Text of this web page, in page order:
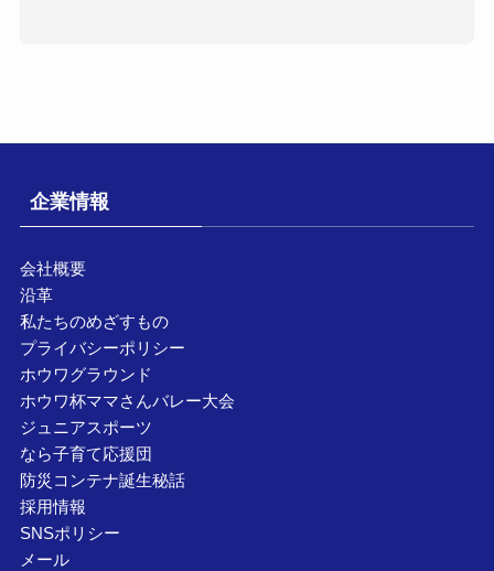
企業情報
会社概要
沿革
私たちのめざすもの
プライバシーポリシー
ホウワグラウンド
ホウワ杯ママさんバレー大会
ジュニアスポーツ
なら子育て応援団
防災コンテナ誕生秘話
採用情報
SNSポリシー
メール